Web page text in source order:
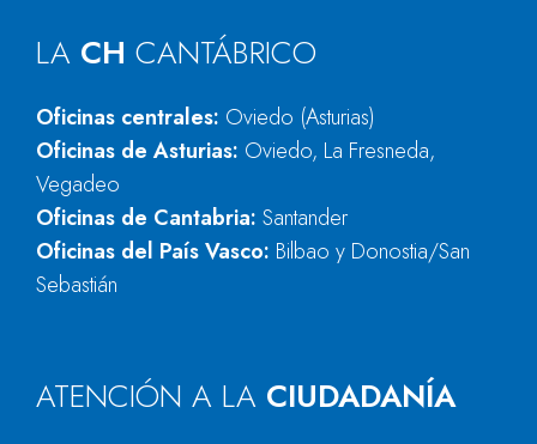
LA CH CANTÁBRICO
Oficinas centrales: Oviedo (Asturias)
Oficinas de Asturias: Oviedo, La Fresneda,
Vegadeo
Oficinas de Cantabria: Santander
Oficinas del País Vasco: Bilbao y Donostia/San
Sebastián
ATENCIÓN A LA CIUDADANÍA